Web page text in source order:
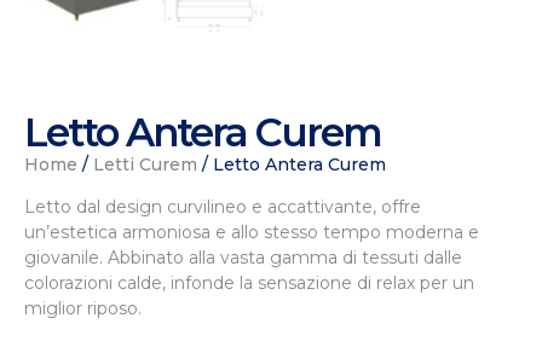
Letto Antera Curem
Home / Letti Curem / Letto Antera Curem
Letto dal design curvilineo e accattivante, offre
un’estetica armoniosa e allo stesso tempo moderna e
giovanile. Abbinato alla vasta gamma di tessuti dalle
colorazioni calde, infonde la sensazione di relax per un
miglior riposo.